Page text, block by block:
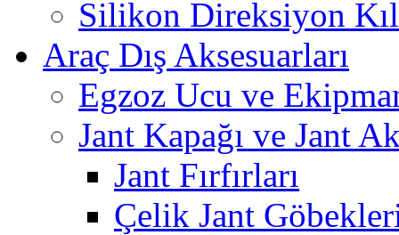
Silikon Direksiyon
Araç Dış Aksesuarları
Egzoz Ucu ve
Jant Kapağı ve Jant
Jant Fırfırları
Çelik Jant